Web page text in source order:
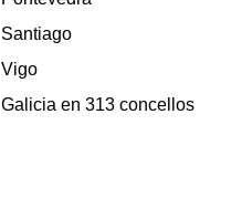
Santiago
Vigo
Galicia en 313 concellos